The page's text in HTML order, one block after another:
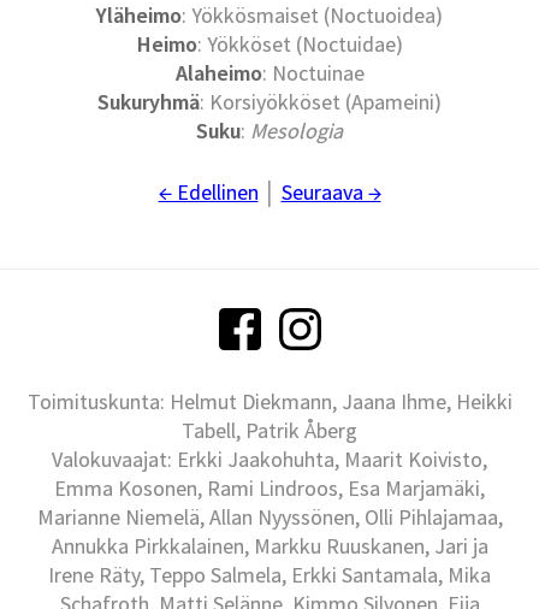
Yläheimo: Yökkösmaiset (Noctuoidea)
Heimo: Yökköset (Noctuidae)
Alaheimo: Noctuinae
Sukuryhmä: Korsiyökköset (Apameini)
Suku: Mesologia
← Edellinen Seuraava →
Toimituskunta: Helmut Diekmann, Jaana Ihme, Heikki
Tabell, Patrik Åberg
Valokuvaajat: Erkki Jaakohuhta, Maarit Koivisto,
Emma Kosonen, Rami Lindroos, Esa Marjamäki,
Marianne Niemelä, Allan Nyyssönen, Olli Pihlajamaa,
Annukka Pirkkalainen, Markku Ruuskanen, Jari ja
Irene Räty, Teppo Salmela, Erkki Santamala, Mika